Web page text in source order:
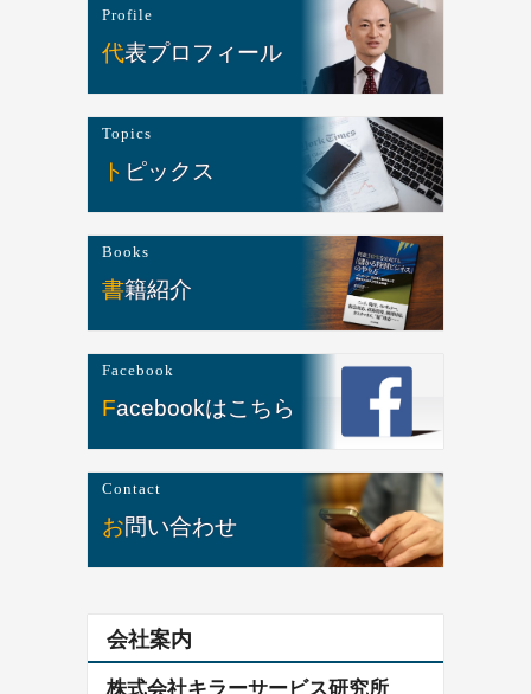
Profile
代表プロフィール
Topics
トピックス
Books
書籍紹介
Facebook
Facebookはこちら
Contact
お問い合わせ
会社案内
株式会社キラーサービス研究所